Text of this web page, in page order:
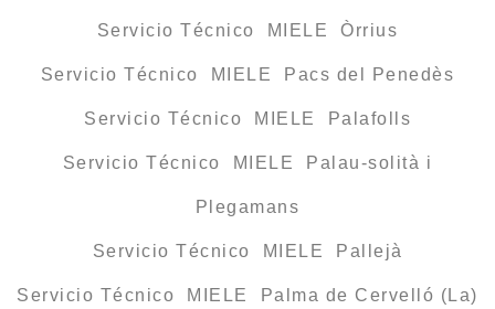
Servicio Técnico MIELE Òrrius
Servicio Técnico MIELE Pacs del Penedès
Servicio Técnico MIELE Palafolls
Servicio Técnico MIELE Palau-solità i
Plegamans
Servicio Técnico MIELE Pallejà
Servicio Técnico MIELE Palma de Cervelló (La)